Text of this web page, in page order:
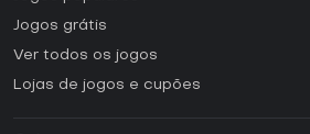
Jogos grátis
Ver todos os jogos
Lojas de jogos e cupões